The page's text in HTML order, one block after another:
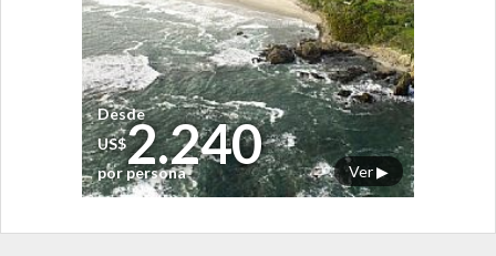
Ver ▶
Desde
US$2.240
por persona